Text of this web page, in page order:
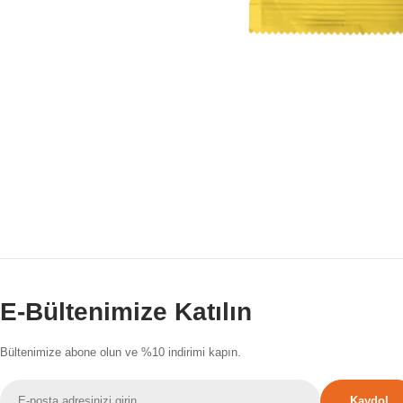
E-Bültenimize Katılın
Bültenimize abone olun ve %10 indirimi kapın.